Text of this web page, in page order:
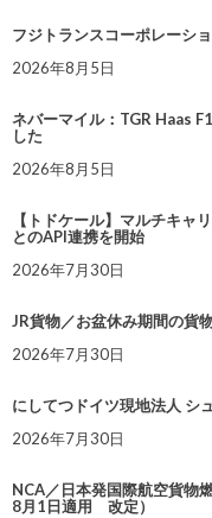
フジトランスコーポレーシ
2026年8月5日
ネバーマイル：TGR Haas
した
2026年8月5日
【トドケール】マルチキャ
とのAPI連携を開始
2026年7月30日
JR貨物／お盆休み期間の貨
2026年7月30日
にしてつドイツ現地法人 シ
2026年7月30日
NCA／日本発国際航空貨物
8月1日適用 改定）